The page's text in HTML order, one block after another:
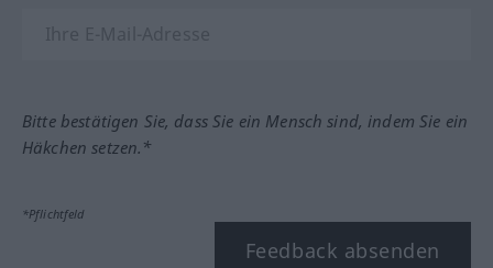
Bitte bestätigen Sie, dass Sie ein Mensch sind, indem Sie ein
Häkchen setzen.*
*Pflichtfeld
Feedback absenden